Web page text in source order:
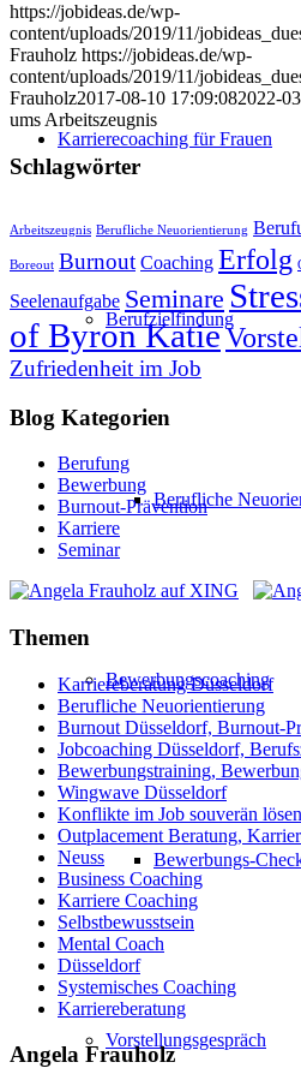
Karrierecoaching für Frauen
Berufzielfindung
Berufliche
Bewerbungscoaching
Bewerbungs-
Vorstellungsgespräch
https://jobideas.de/wp-
content/uploads/2019/11/
Frauholz https://jobideas.de/wp-
content/uploads/2019/11/
Frauholz2017-08-10 17:09:082022-
ums Arbeitszeugnis
Schlagwörter
Arbeitszeugnis Berufliche Neuorientierung
Boreout Burnout Coaching Erfolg
Seelenaufgabe Seminare
of Byron Katie
Zufriedenheit im Job
Blog Kategorien
Berufung
Bewerbung
Burnout-Prävention
Karriere
Seminar
Themen
Karriereberatung Düsseldorf
Berufliche Neuorientierung
Burnout Düsseldorf, Burnout-
Jobcoaching Düsseldorf,
Bewerbungstraining,
Wingwave Düsseldorf
Konflikte im Job souverän lösen
Outplacement Beratung,
Neuss
Business Coaching
Karriere Coaching
Selbstbewusstsein
Mental Coach
Düsseldorf
Systemisches Coaching
Karriereberatung
Angela Frauholz